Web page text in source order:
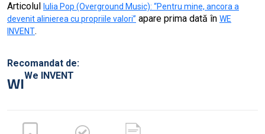
Articolul
Iulia Pop (Overground Music): “Pentru mine, ancora a
devenit alinierea cu propriile valori” apare prima dată în WE
INVENT.
Recomandat de:
WIWe INVENT